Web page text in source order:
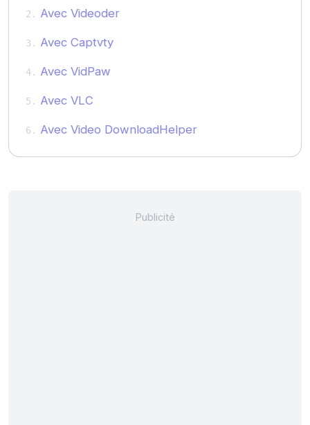
Avec Videoder
Avec Captvty
Avec VidPaw
Avec VLC
Avec Video DownloadHelper